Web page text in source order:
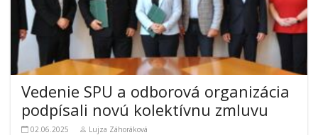
Vedenie SPU a odborová organizácia
podpísali novú kolektívnu zmluvu
02.06.2025 Lujza Záhoráková